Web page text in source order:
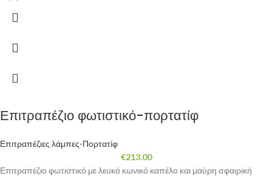
Επιτραπέζιο φωτιστικό-πορτατίφ
Επιτραπέζιες λάμπες-Πορτατίφ
€213.00
Επιτραπέζιο φωτιστικό με λευκό κωνικό καπέλο και μαύρη σφαιρική